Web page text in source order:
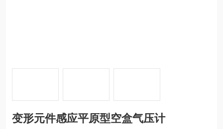
变形元件感应平原型空盒气压计